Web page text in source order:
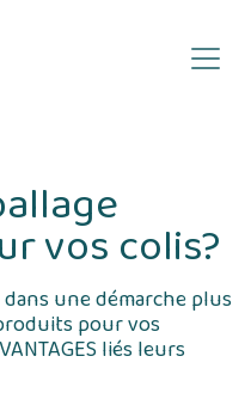
vos colis?
une démarche plus
pour vos
liés leurs